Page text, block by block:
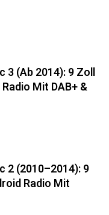
3 (ab 2014): 9 Zoll
Mit DAB+ &
2 (2010–2014): 9
Radio Mit